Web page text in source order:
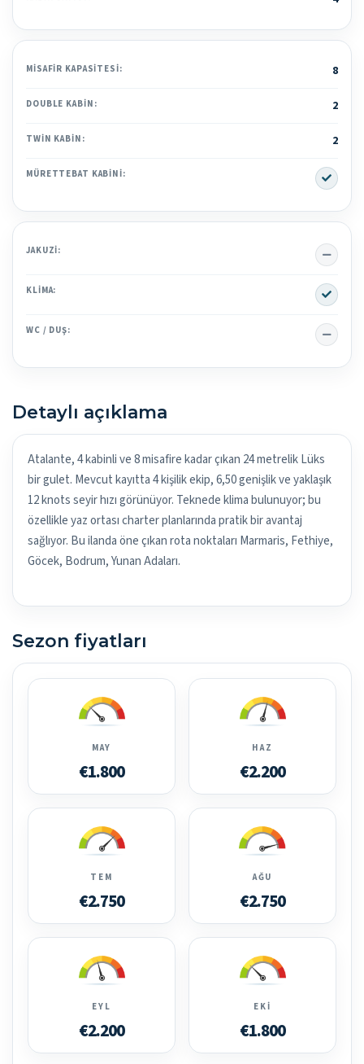
MISAFIR KAPASITESI: 8
DOUBLE KABIN: 2
TWIN KABIN: 2
MÜRETTEBAT KABINI: Yes
JAKUZI: No
KLIMA: Yes
WC / DUŞ: No
Detaylı açıklama
Atalante, 4 kabinli ve 8 misafire kadar çıkan 24 metrelik Lüks
bir gulet. Mevcut kayıtta 4 kişilik ekip, 6,50 genişlik ve yaklaşık
12 knots seyir hızı görünüyor. Teknede klima bulunuyor; bu
özellikle yaz ortası charter planlarında pratik bir avantaj
sağlıyor. Bu ilanda öne çıkan rota noktaları Marmaris, Fethiye,
Göcek, Bodrum, Yunan Adaları.
Sezon fiyatları
MAY
€1.800
HAZ
€2.200
TEM
€2.750
AĞU
€2.750
EYL
€2.200
EKI
€1.800